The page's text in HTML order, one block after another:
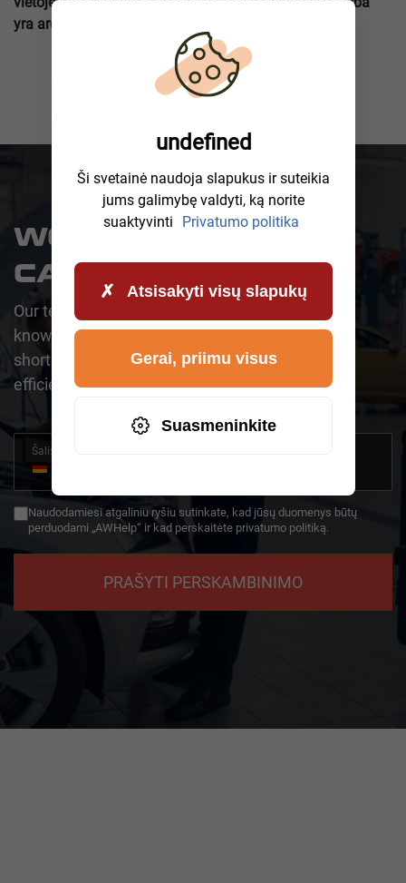
yra arčiau nei jūs manote!
WOULD YOU LIKE A
CALLBACK?
Our team is happy to assist you. One of our
knowledgeable representatives will contact you
shortly to address your request promptly and
efficiently.
Šalis
Germany
+49
Naudodamiesi atgaliniu ryšiu sutinkate, kad jūsų duomenys būtų
perduodami „AWHelp“ ir kad perskaitėte privatumo politiką.
PRAŠYTI PERSKAMBINIMO
undefined
Ši svetainė naudoja slapukus ir suteikia
jums galimybę valdyti, ką norite
suaktyvinti
Privatumo politika
Atsisakyti visų slapukų
Suasmeninkite
Gerai, priimu visus